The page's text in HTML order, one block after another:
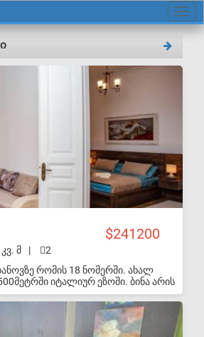
241200
მ |
2
რომის 18 ნომერში. ახალ
იტალიურ ეზოში. ბინა არის
ყველა ავეჯი ტექნიკა, ამჟამად
და ყოველ დღე დაკავებულია თუ
წინასწარ უნდა შევთანხმდეთ. არის
აქვს გაუჭრელი სხვენი
S-VIP